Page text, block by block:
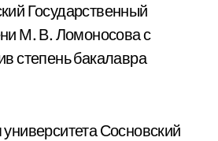
Государственный
М. В. Ломоносова с
степень бакалавра
Сосновский